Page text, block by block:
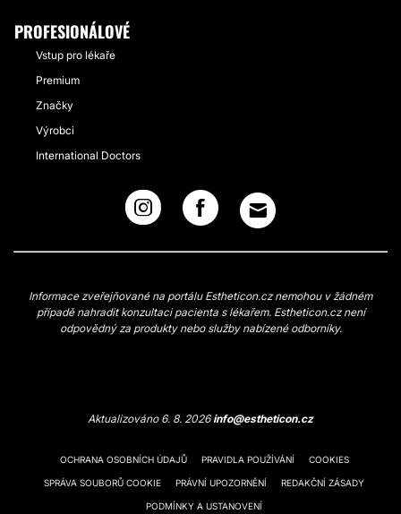
PROFESIONÁLOVÉ
Vstup pro lékaře
Premium
Značky
Výrobci
International Doctors
Informace zveřejňované na portálu Estheticon.cz nemohou v žádném
případě nahradit konzultaci pacienta s lékařem. Estheticon.cz není
odpovědný za produkty nebo služby nabízené odborníky.
Aktualizováno 6. 8. 2026info@estheticon.cz
OCHRANA OSOBNÍCH ÚDAJŮ PRAVIDLA POUŽÍVÁNÍ COOKIES
SPRÁVA SOUBORŮ COOKIE PRÁVNÍ UPOZORNĚNÍ REDAKČNÍ ZÁSADY
PODMÍNKY A USTANOVENÍ